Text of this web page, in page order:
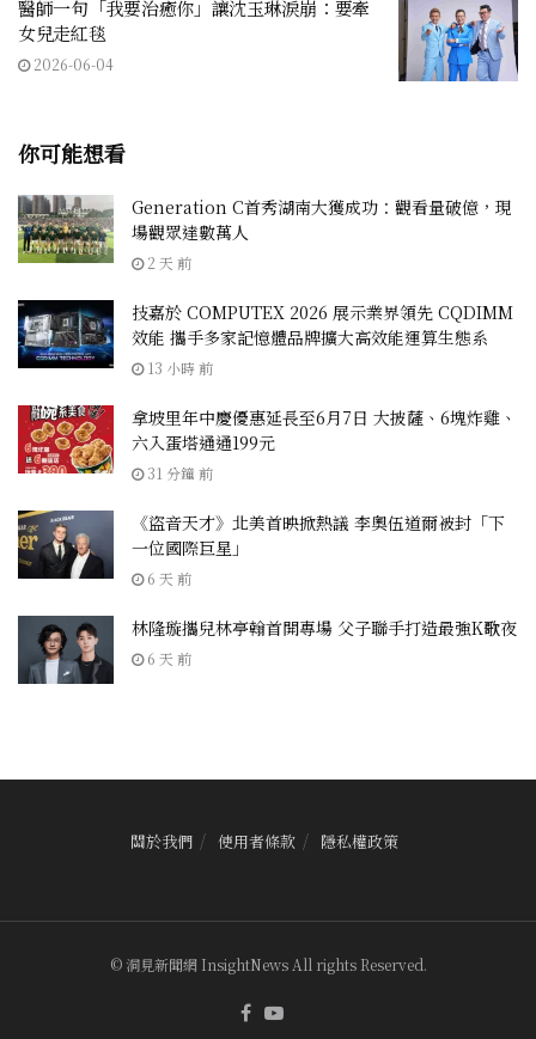
醫師一句「我要治癒你」讓沈玉琳淚崩：要牽
女兒走紅毯
2026-06-04
你可能想看
Generation C首秀湖南大獲成功：觀看量破億，現
場觀眾達數萬人
2 天 前
技嘉於 COMPUTEX 2026 展示業界領先 CQDIMM
效能 攜手多家記憶體品牌擴大高效能運算生態系
13 小時 前
拿坡里年中慶優惠延長至6月7日 大披薩、6塊炸雞、
六入蛋塔通通199元
31 分鐘 前
《盜音天才》北美首映掀熱議 李奧伍道爾被封「下
一位國際巨星」
6 天 前
林隆璇攜兒林亭翰首開專場 父子聯手打造最強K歌夜
6 天 前
關於我們 使用者條款 隱私權政策
© 洞見新聞網 InsightNews All rights Reserved.